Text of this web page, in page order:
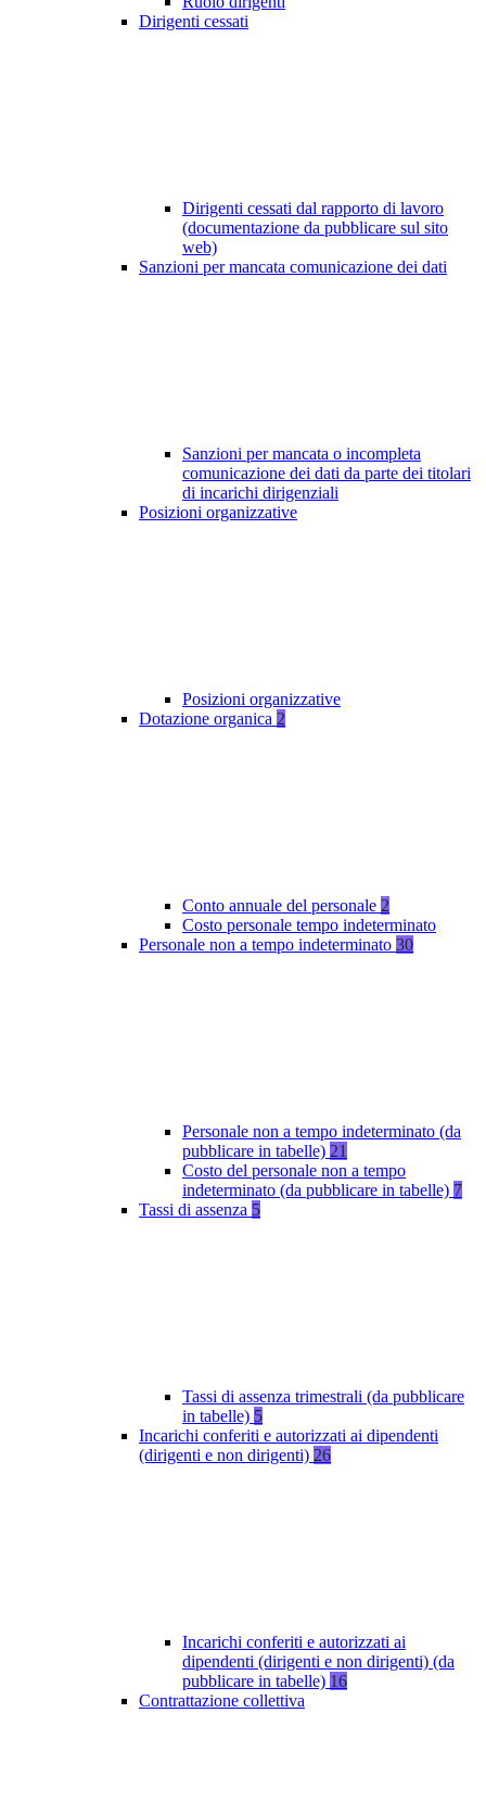
Dirigenti cessati
Dirigenti cessati dal rapporto di lavoro
(documentazione da pubblicare sul sito
web)
Sanzioni per mancata comunicazione dei dati
Sanzioni per mancata o incompleta
comunicazione dei dati da parte dei titolari
di incarichi dirigenziali
Posizioni organizzative
Posizioni organizzative
Dotazione organica 2
Conto annuale del personale 2
Costo personale tempo indeterminato
Personale non a tempo indeterminato 30
Personale non a tempo indeterminato (da
pubblicare in tabelle) 21
Costo del personale non a tempo
indeterminato (da pubblicare in tabelle) 7
Tassi di assenza 5
Tassi di assenza trimestrali (da pubblicare
in tabelle) 5
Incarichi conferiti e autorizzati ai dipendenti
(dirigenti e non dirigenti) 26
Incarichi conferiti e autorizzati ai
dipendenti (dirigenti e non dirigenti) (da
pubblicare in tabelle) 16
Contrattazione collettiva